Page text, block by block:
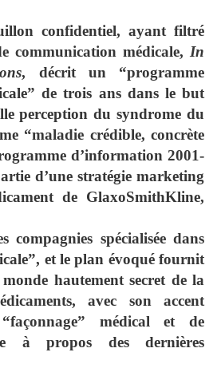
confidentiel, ayant filtré
communication médicale, In
, décrit un “programme
de trois ans dans le but
perception du syndrome du
“maladie crédible, concrète
d’information 2001-
d’une stratégie marketing
de GlaxoSmithKline,
spécialisée dans
et le plan évoqué fournit
hautement secret de la
avec son accent
médical et de
à propos des dernières